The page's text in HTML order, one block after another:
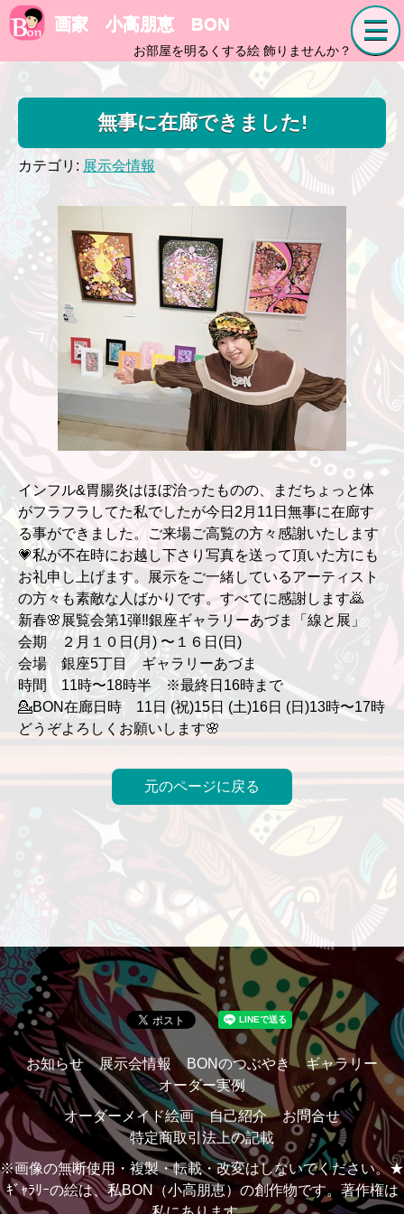
画家 小高朋恵 BON
お部屋を明るくする絵 飾りませんか？
無事に在廊できました!
カテゴリ: 展示会情報
インフル&胃腸炎はほぼ治ったものの、まだちょっと体
がフラフラしてた私でしたが今日2月11日無事に在廊す
る事ができました。ご来場ご高覧の方々感謝いたします
💗私が不在時にお越し下さり写真を送って頂いた方にも
お礼申し上げます。展示をご一緒しているアーティスト
の方々も素敵な人ばかりです。すべてに感謝します🙇
新春🌸展覧会第1弾‼️銀座ギャラリーあづま「線と展」
会期 ２月１０日(月) 〜１６日(日)
会場 銀座5丁目 ギャラリーあづま
時間 11時〜18時半 ※最終日16時まで
💁BON在廊日時 11日 (祝)15日 (土)16日 (日)13時〜17時
どうぞよろしくお願いします🌸
元のページに戻る
お知らせ 展示会情報 BONのつぶやき
ギャラリー
オーダー実例
オーダーメイド絵画
自己紹介
お問合せ
特定商取引法上の記載
※画像の無断使用・複製・転載・改変はしないでください。★
ｷﾞｬﾗﾘｰの絵は、私BON（小高朋恵）の創作物です。著作権は